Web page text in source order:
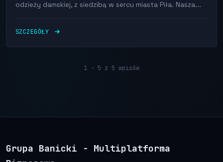
odzieży damskiej, z siedzibą w sercu miasta Piła. Nasza...
SZCZEGÓŁY
1 - 5 z 5 wpisów
Grupa Banicki - Multiplatforma